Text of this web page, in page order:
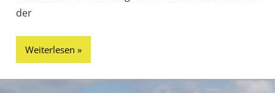
der
Weiterlesen